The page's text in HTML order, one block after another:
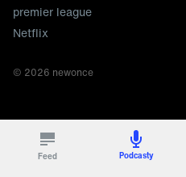
premier league
Netflix
© 2026 newonce
Feed Podcasty